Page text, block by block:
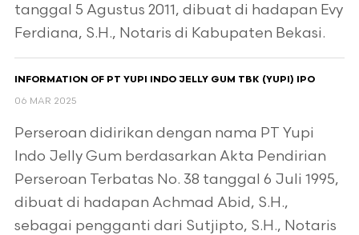
tanggal 5 Agustus 2011, dibuat di hadapan Evy
Ferdiana, S.H., Notaris di Kabupaten Bekasi.
INFORMATION OF PT YUPI INDO JELLY GUM TBK (YUPI) IPO
06 MAR 2025
Perseroan didirikan dengan nama PT Yupi
Indo Jelly Gum berdasarkan Akta Pendirian
Perseroan Terbatas No. 38 tanggal 6 Juli 1995,
dibuat di hadapan Achmad Abid, S.H.,
sebagai pengganti dari Sutjipto, S.H., Notaris